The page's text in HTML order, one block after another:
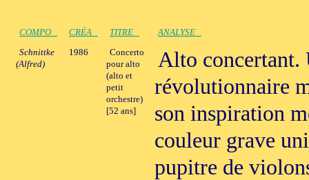
COMPO CRÉA TITRE
ANALYSE
Schnittke
(Alfred)
1986
Concerto
pour alto
(alto et
petit
orchestre)
[52 ans]
Alto
révolutionnaire
son inspiration
couleur grave
pupitre de